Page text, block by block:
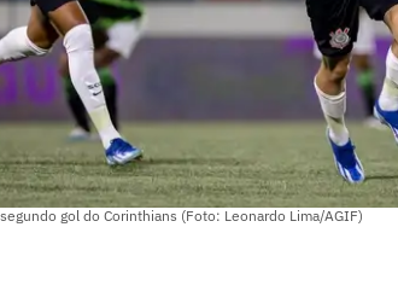
gol do Corinthians (Foto: Leonardo Lima/AGIF)